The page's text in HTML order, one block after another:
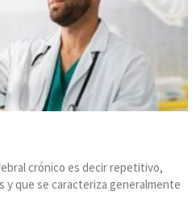
crónico es decir repetitivo,
y que se caracteriza generalmente